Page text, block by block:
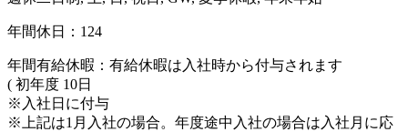
年間休日：124
年間有給休暇：有給休暇は入社時から付与されます
( 初年度 10日
※入社日に付与
※上記は1月入社の場合。年度途中入社の場合は入社月に応